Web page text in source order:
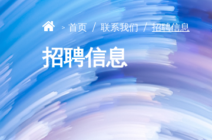
> 首页 / 联系我们 / 招聘信息
招聘信息